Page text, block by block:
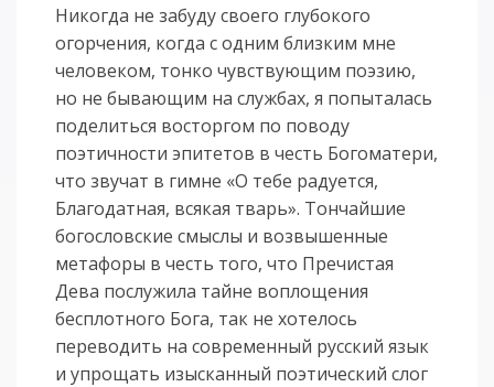
Никогда не забуду своего глубокого
огорчения, когда с одним близким мне
человеком, тонко чувствующим поэзию,
но не бывающим на службах, я попыталась
поделиться восторгом по поводу
поэтичности эпитетов в честь Богоматери,
что звучат в гимне «О тебе радуется,
Благодатная, всякая тварь». Тончайшие
богословские смыслы и возвышенные
метафоры в честь того, что Пречистая
Дева послужила тайне воплощения
бесплотного Бога, так не хотелось
переводить на современный русский язык
и упрощать изысканный поэтический слог